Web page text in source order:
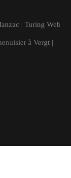
| Turing Web
à Vergt |